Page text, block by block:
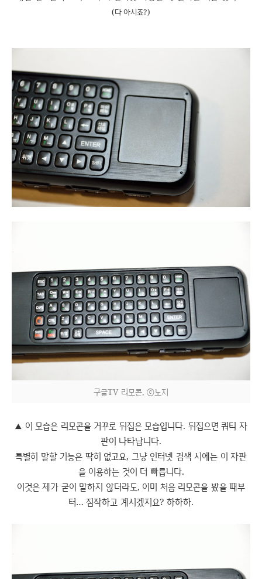
(다 아시죠?)
구글TV 리모콘, ⓒ노지
▲ 이 모습은 리모콘을 거꾸로 뒤집은 모습입니다. 뒤집으면 쿼티 자
판이 나타납니다.
특별히 말할 기능은 딱히 없고요, 그냥 인터넷 검색 시에는 이 자판
을 이용하는 것이 더 빠릅니다.
이것은 제가 굳이 말하지 않더라도, 이미 처음 리모콘을 봤을 때부
터… 짐작하고 계시겠지요? 하하하.